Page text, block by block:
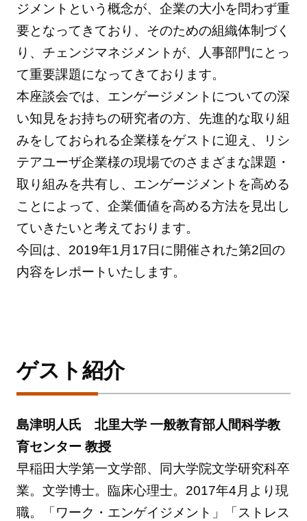
ジメントという概念が、企業の大小を問わず重
要となってきており、そのための組織体制づく
り、チェンジマネジメントが、人事部門にとっ
て重要課題になってきております。
本座談会では、エンゲージメントについての深
い知見をお持ちの研究者の方、先進的な取り組
みをしておられる企業様をゲストに迎え、リシ
テアユーザ企業様の現場でのさまざまな課題・
取り組みを共有し、エンゲージメントを高める
ことによって、企業価値を高める方法を見出し
ていきたいと考えております。
今回は、2019年1月17日に開催された第2回の
内容をレポートいたします。
ゲスト紹介
島津明人氏 北里大学 一般教育部人間科学教
育センター 教授
早稲田大学第一文学部、同大学院文学研究科卒
業。文学博士。臨床心理士。2017年4月より現
職。「ワーク・エンゲイジメント」「ストレス